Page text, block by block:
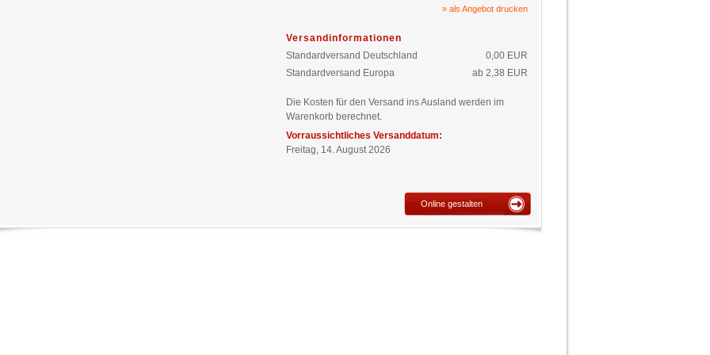
» als Angebot drucken
Versandinformationen
Standardversand Deutschland
0,00 EUR
Standardversand Europa
ab 2,38 EUR
Die Kosten für den Versand ins Ausland werden im
Warenkorb berechnet.
Vorraussichtliches Versanddatum:
Freitag, 14. August 2026